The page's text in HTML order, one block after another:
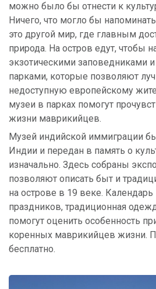
можно было бы отнести к
Ничего, что могло бы
это другой мир, где главным
природа. На остров едут, чтобы
экзотическими заповедниками
парками, которые позволяют
недоступную европейскому
музеи в парках помогут
жизни маврикийцев.
Музей индийской иммиграции
Индии и передан в память о
изначально. Здесь собраны
позволяют описать быт и
на острове в 19 веке.
праздников, традиционная
помогут оценить особенность
коренных маврикийцев жизни.
бесплатно.